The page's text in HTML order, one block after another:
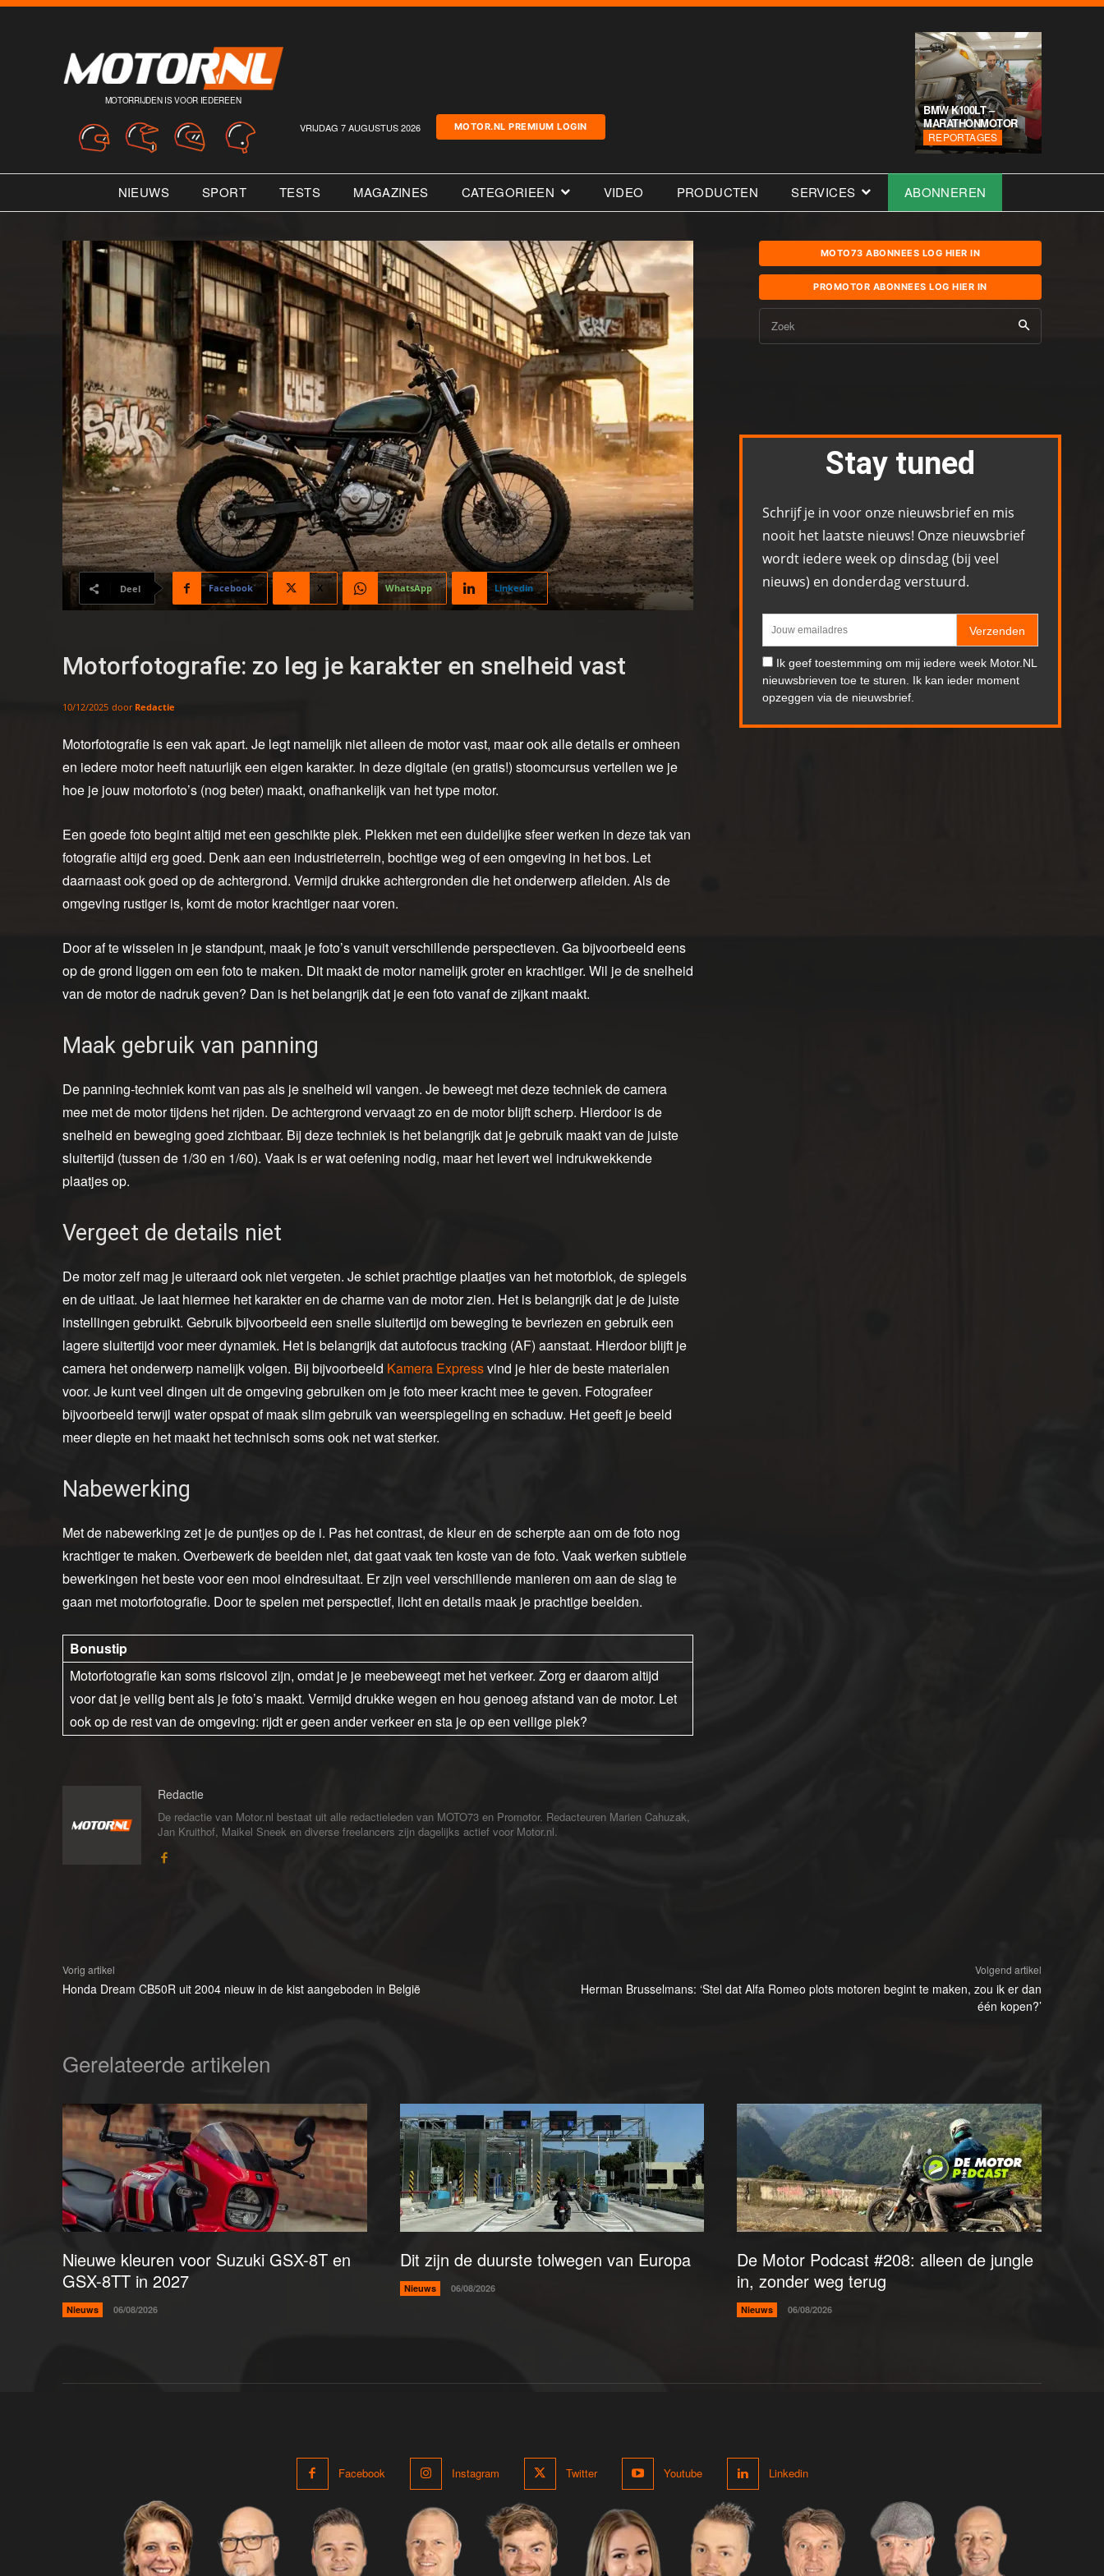
MOTORRIJDEN IS VOOR IEDEREEN
VRIJDAG 7 AUGUSTUS 2026 MOTOR.NL PREMIUM LOGIN
BMW K100LT –
MARATHONMOTOR
REPORTAGES
NIEUWS SPORT TESTS MAGAZINES CATEGORIEEN VIDEO PRODUCTEN SERVICES ABONNEREN
Deel Facebook X WhatsApp Linkedin
Motorfotografie: zo leg je karakter en snelheid vast
10/12/2025 door Redactie
Motorfotografie is een vak apart. Je legt namelijk niet alleen de motor vast, maar ook alle details er omheen
en iedere motor heeft natuurlijk een eigen karakter. In deze digitale (en gratis!) stoomcursus vertellen we je
hoe je jouw motorfoto’s (nog beter) maakt, onafhankelijk van het type motor.
Een goede foto begint altijd met een geschikte plek. Plekken met een duidelijke sfeer werken in deze tak van
fotografie altijd erg goed. Denk aan een industrieterrein, bochtige weg of een omgeving in het bos. Let
daarnaast ook goed op de achtergrond. Vermijd drukke achtergronden die het onderwerp afleiden. Als de
omgeving rustiger is, komt de motor krachtiger naar voren.
Door af te wisselen in je standpunt, maak je foto’s vanuit verschillende perspectieven. Ga bijvoorbeeld eens
op de grond liggen om een foto te maken. Dit maakt de motor namelijk groter en krachtiger. Wil je de snelheid
van de motor de nadruk geven? Dan is het belangrijk dat je een foto vanaf de zijkant maakt.
Maak gebruik van panning
De panning-techniek komt van pas als je snelheid wil vangen. Je beweegt met deze techniek de camera
mee met de motor tijdens het rijden. De achtergrond vervaagt zo en de motor blijft scherp. Hierdoor is de
snelheid en beweging goed zichtbaar. Bij deze techniek is het belangrijk dat je gebruik maakt van de juiste
sluitertijd (tussen de 1/30 en 1/60). Vaak is er wat oefening nodig, maar het levert wel indrukwekkende
plaatjes op.
Vergeet de details niet
De motor zelf mag je uiteraard ook niet vergeten. Je schiet prachtige plaatjes van het motorblok, de spiegels
en de uitlaat. Je laat hiermee het karakter en de charme van de motor zien. Het is belangrijk dat je de juiste
instellingen gebruikt. Gebruik bijvoorbeeld een snelle sluitertijd om beweging te bevriezen en gebruik een
lagere sluitertijd voor meer dynamiek. Het is belangrijk dat autofocus tracking (AF) aanstaat. Hierdoor blijft je
camera het onderwerp namelijk volgen. Bij bijvoorbeeld Kamera Expressvind je hier de beste materialen
voor. Je kunt veel dingen uit de omgeving gebruiken om je foto meer kracht mee te geven. Fotografeer
bijvoorbeeld terwijl water opspat of maak slim gebruik van weerspiegeling en schaduw. Het geeft je beeld
meer diepte en het maakt het technisch soms ook net wat sterker.
Nabewerking
Met de nabewerking zet je de puntjes op de i. Pas het contrast, de kleur en de scherpte aan om de foto nog
krachtiger te maken. Overbewerk de beelden niet, dat gaat vaak ten koste van de foto. Vaak werken subtiele
bewerkingen het beste voor een mooi eindresultaat. Er zijn veel verschillende manieren om aan de slag te
gaan met motorfotografie. Door te spelen met perspectief, licht en details maak je prachtige beelden.
Bonustip
Motorfotografie kan soms risicovol zijn, omdat je je meebeweegt met het verkeer. Zorg er daarom altijd
voor dat je veilig bent als je foto’s maakt. Vermijd drukke wegen en hou genoeg afstand van de motor. Let
ook op de rest van de omgeving: rijdt er geen ander verkeer en sta je op een veilige plek?
Redactie
De redactie van Motor.nl bestaat uit alle redactieleden van MOTO73 en Promotor. Redacteuren Marien Cahuzak,
Jan Kruithof, Maikel Sneek en diverse freelancers zijn dagelijks actief voor Motor.nl.
MOTO73 ABONNEES LOG HIER IN
PROMOTOR ABONNEES LOG HIER IN
Zoek
Stay tuned
Schrijf je in voor onze nieuwsbrief en mis
nooit het laatste nieuws! Onze nieuwsbrief
wordt iedere week op dinsdag (bij veel
nieuws) en donderdag verstuurd.
Verzenden
Ik geef toestemming om mij iedere week Motor.NL
nieuwsbrieven toe te sturen. Ik kan ieder moment
opzeggen via de nieuwsbrief.
Vorig artikel
Honda Dream CB50R uit 2004 nieuw in de kist aangeboden in België
Volgend artikel
Herman Brusselmans: ‘Stel dat Alfa Romeo plots motoren begint te maken, zou ik er dan
één kopen?’
Gerelateerde artikelen
Nieuwe kleuren voor Suzuki GSX-8T en
GSX-8TT in 2027
Nieuws 06/08/2026
Dit zijn de duurste tolwegen van Europa
Nieuws 06/08/2026
De Motor Podcast #208: alleen de jungle
in, zonder weg terug
Nieuws 06/08/2026
Facebook Instagram Twitter Youtube Linkedin